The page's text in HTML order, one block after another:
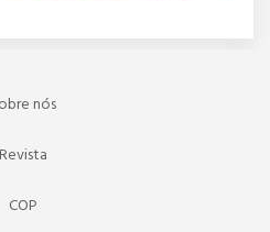
nós
Revista
COP